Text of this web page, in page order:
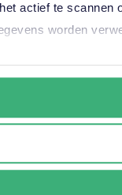
actief te
worden
cookies.
Er zijn